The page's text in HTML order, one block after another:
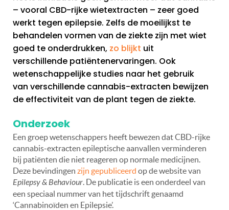
– vooral CBD-rijke wietextracten – zeer goed
werkt tegen epilepsie. Zelfs de moeilijkst te
behandelen vormen van de ziekte zijn met wiet
goed te onderdrukken, zo blijkt uit
verschillende patiëntenervaringen. Ook
wetenschappelijke studies naar het gebruik
van verschillende cannabis-extracten bewijzen
de effectiviteit van de plant tegen de ziekte.
Onderzoek
Een groep wetenschappers heeft bewezen dat CBD-rijke
cannabis-extracten epileptische aanvallen verminderen
bij patiënten die niet reageren op normale medicijnen.
Deze bevindingen zijn gepubliceerd op de website van
Epilepsy & Behaviour. De publicatie is een onderdeel van
een speciaal nummer van het tijdschrift genaamd
‘Cannabinoïden en Epilepsie’.